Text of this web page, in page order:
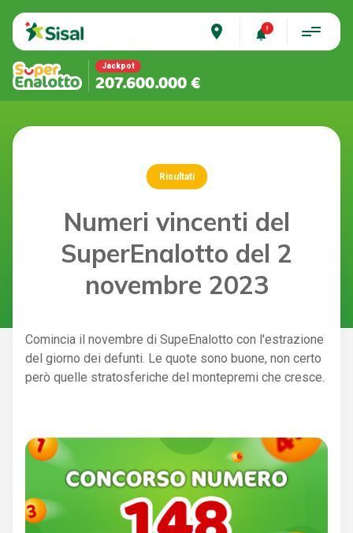
place
Jackpot
207.600.000 €
Risultati
Numeri vincenti del
SuperEnalotto del 2
novembre 2023
Comincia il novembre di SupeEnalotto con l'estrazione
del giorno dei defunti. Le quote sono buone, non certo
però quelle stratosferiche del montepremi che cresce.